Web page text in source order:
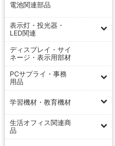
電池関連部品
表示灯・投光器・
LED関連
ディスプレイ・サイ
ネージ・表示用部材
PCサプライ・事務
用品
学習機材・教育機材
生活オフィス関連商
品